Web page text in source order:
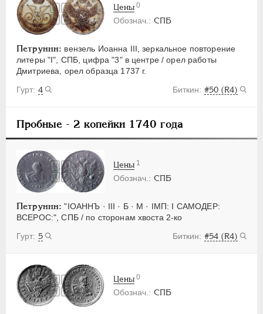
СПБ
Петрунин: вензель Иоанна III, зеркальное повторение
литеры "I", СПБ, цифра "3" в центре / орел работы
Дмитриева, орел образца 1737 г.
4
#50 (R4)
Цены 0
Пробные - 2 копейки 1740 года
СПБ
Петрунин: "IОАННЪ · III · Б · М · IМП: I САМОДЕР:
ВСЕРОС:", СПБ / по сторонам хвоста 2-ко
5
#54 (R4)
Цены 1
СПБ
Цены 0
ИНОСТРАННЫЕ 1768-1918